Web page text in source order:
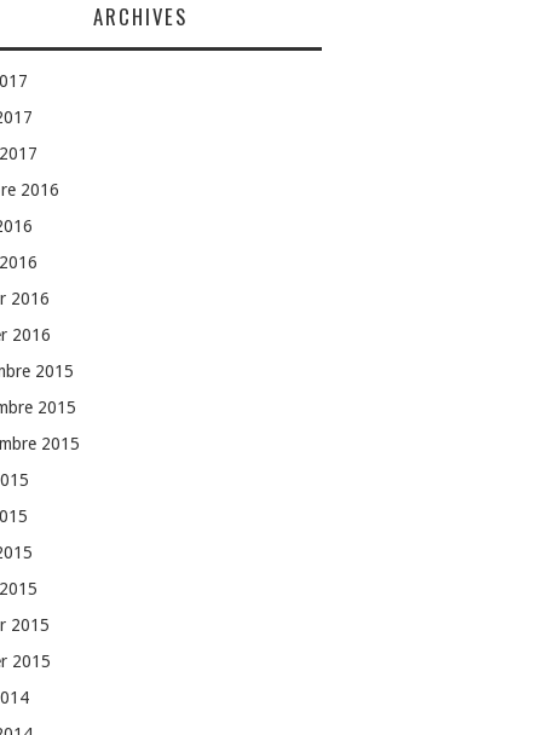
ARCHIVES
2016
2016
2016
2015
2015
2015
2015
2015